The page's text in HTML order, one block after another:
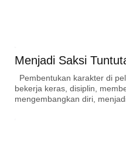
Menjadi Saksi
Pembentukan karakter di
bekerja keras, disiplin,
mengembangkan diri,